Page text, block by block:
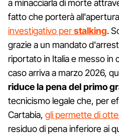
a minacciarla di morte
fatto che porterà
investigativo perstalking.
grazie a un mandato
riportato in Italia e messo in
caso arriva a marzo 2026,
riduce la pena del primo
tecnicismo legale che, per
Cartabia, gli permette di
residuo di pena inferiore ai